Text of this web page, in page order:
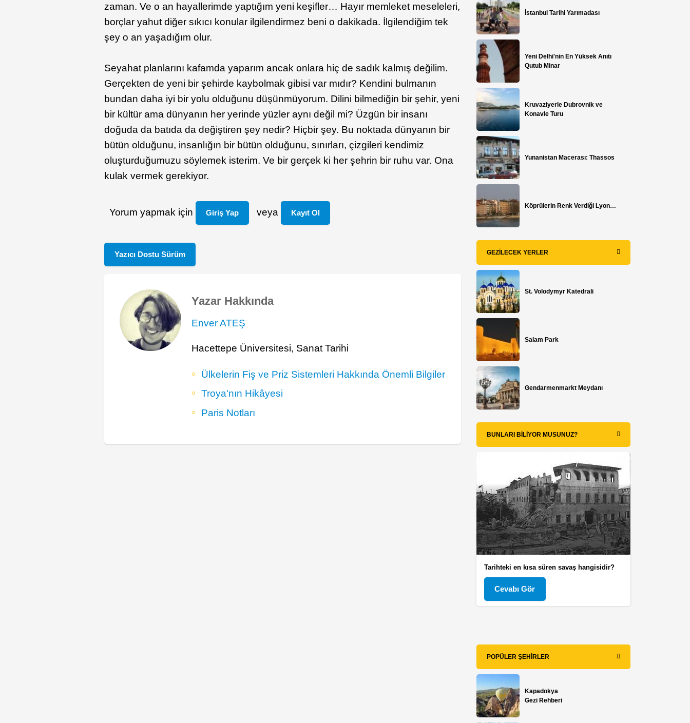
zaman. Ve o an hayallerimde yaptığım yeni keşifler… Hayır memleket meseleleri,
borçlar yahut diğer sıkıcı konular ilgilendirmez beni o dakikada. İlgilendiğim tek
şey o an yaşadığım olur.
Seyahat planlarını kafamda yaparım ancak onlara hiç de sadık kalmış değilim.
Gerçekten de yeni bir şehirde kaybolmak gibisi var mıdır? Kendini bulmanın
bundan daha iyi bir yolu olduğunu düşünmüyorum. Dilini bilmediğin bir şehir, yeni
bir kültür ama dünyanın her yerinde yüzler aynı değil mi? Üzgün bir insanı
doğuda da batıda da değiştiren şey nedir? Hiçbir şey. Bu noktada dünyanın bir
bütün olduğunu, insanlığın bir bütün olduğunu, sınırları, çizgileri kendimiz
oluşturduğumuzu söylemek isterim. Ve bir gerçek ki her şehrin bir ruhu var. Ona
kulak vermek gerekiyor.
Yorum yapmak için Giriş Yap veya Kayıt Ol
Yazıcı Dostu Sürüm
Yazar Hakkında
Enver ATEŞ
Hacettepe Üniversitesi, Sanat Tarihi
Ülkelerin Fiş ve Priz Sistemleri Hakkında Önemli Bilgiler
Troya'nın Hikâyesi
Paris Notları
İstanbul Tarihi Yarımadası
Yeni Delhi'nin En Yüksek Anıtı
Qutub Minar
Kruvaziyerle Dubrovnik ve
Konavle Turu
Yunanistan Macerası: Thassos
Köprülerin Renk Verdiği Lyon…
GEZILECEK YERLER
St. Volodymyr Katedrali
Salam Park
Gendarmenmarkt Meydanı
BUNLARI BILIYOR MUSUNUZ?
Tarihteki en kısa süren savaş hangisidir?
Cevabı Gör
POPÜLER ŞEHIRLER
Kapadokya
Gezi Rehberi